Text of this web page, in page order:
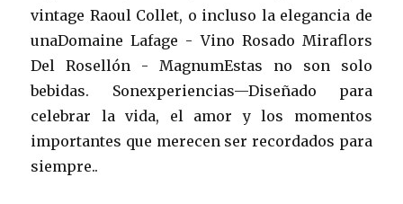
vintage Raoul Collet, o incluso la elegancia de
unaDomaine Lafage - Vino Rosado Miraflors
Del Rosellón - MagnumEstas no son solo
bebidas. Sonexperiencias—Diseñado para
celebrar la vida, el amor y los momentos
importantes que merecen ser recordados para
siempre..